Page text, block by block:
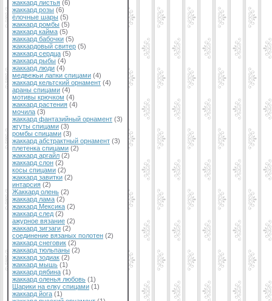
жаккард листья (6)
жаккард розы (6)
ёлочные шары (5)
жаккард ромбы (5)
жаккард кайма (5)
жаккард бабочки (5)
жаккардовый свитер (5)
жаккард сердца (5)
жаккард рыбы (4)
жаккард люди (4)
медвежьи лапки спицами (4)
жаккард кельтский орнамент (4)
араны спицами (4)
мотивы крючком (4)
жаккард растения (4)
мочила (3)
жаккард фантазийный орнамент (3)
жгуты спицами (3)
ромбы спицами (3)
жаккард абстрактный орнамент (3)
плетенка спицами (2)
жаккард аргайл (2)
жаккард слон (2)
косы спицами (2)
жаккард завитки (2)
интарсия (2)
Жаккард олень (2)
жаккард лама (2)
жаккард Мексика (2)
жаккард след (2)
ажурное вязание (2)
жаккард зигзаги (2)
соединение вязаных полотен (2)
жаккард снеговик (2)
жаккард тюльпаны (2)
жаккард зодиак (2)
жаккард мышь (1)
жаккард рябина (1)
жаккард оленья любовь (1)
Шарики на елку спицами (1)
жаккард йога (1)